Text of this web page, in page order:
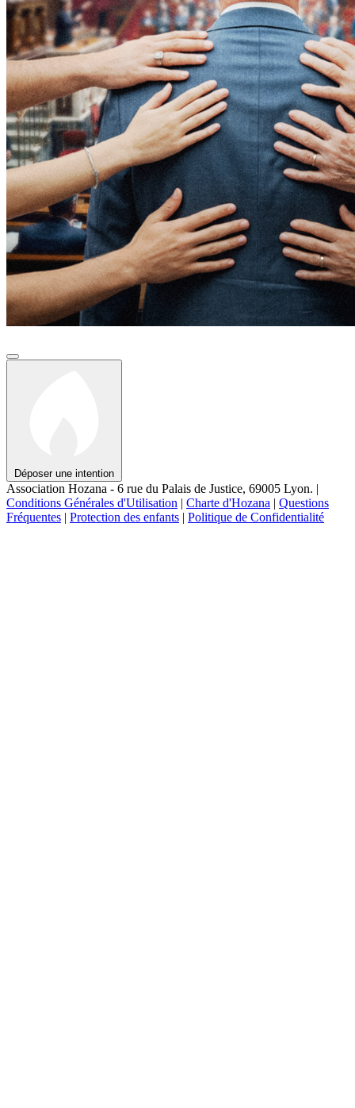
Déposer une intention
Association Hozana - 6 rue du Palais de Justice, 69005 Lyon. |
Conditions Générales d'Utilisation | Charte d'Hozana | Questions
Fréquentes | Protection des enfants | Politique de Confidentialité